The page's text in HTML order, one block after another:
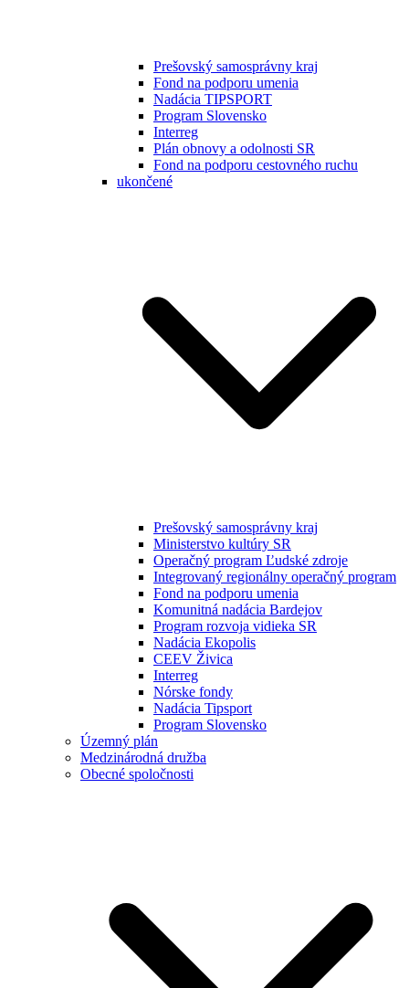
Prešovský samosprávny kraj
Fond na podporu umenia
Nadácia TIPSPORT
Program Slovensko
Interreg
Plán obnovy a odolnosti SR
Fond na podporu cestovného ruchu
ukončené
Prešovský samosprávny kraj
Ministerstvo kultúry SR
Operačný program Ľudské zdroje
Integrovaný regionálny operačný program
Fond na podporu umenia
Komunitná nadácia Bardejov
Program rozvoja vidieka SR
Nadácia Ekopolis
CEEV Živica
Interreg
Nórske fondy
Nadácia Tipsport
Program Slovensko
Územný plán
Medzinárodná družba
Obecné spoločnosti